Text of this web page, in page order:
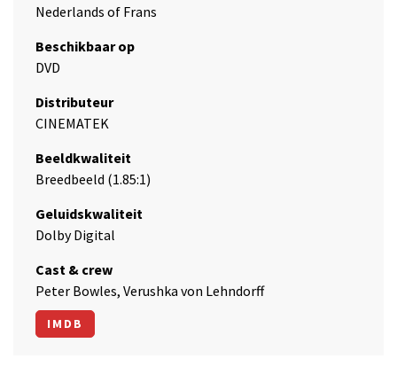
Nederlands of Frans
Beschikbaar op
DVD
Distributeur
CINEMATEK
Beeldkwaliteit
Breedbeeld (1.85:1)
Geluidskwaliteit
Dolby Digital
Cast & crew
Peter Bowles, Verushka von Lehndorff
IMDB